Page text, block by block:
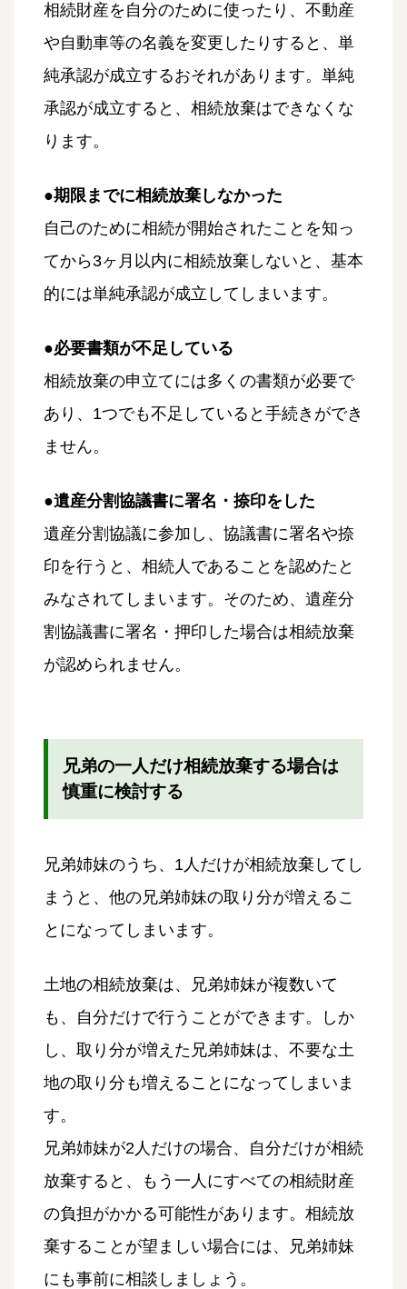
相続財産を自分のために使ったり、不動産
や自動車等の名義を変更したりすると、単
純承認が成立するおそれがあります。単純
承認が成立すると、相続放棄はできなくな
ります。
●期限までに相続放棄しなかった
自己のために相続が開始されたことを知っ
てから3ヶ月以内に相続放棄しないと、基本
的には単純承認が成立してしまいます。
●必要書類が不足している
相続放棄の申立てには多くの書類が必要で
あり、1つでも不足していると手続きができ
ません。
●遺産分割協議書に署名・捺印をした
遺産分割協議に参加し、協議書に署名や捺
印を行うと、相続人であることを認めたと
みなされてしまいます。そのため、遺産分
割協議書に署名・押印した場合は相続放棄
が認められません。
兄弟の一人だけ相続放棄する場合は
慎重に検討する
兄弟姉妹のうち、1人だけが相続放棄してし
まうと、他の兄弟姉妹の取り分が増えるこ
とになってしまいます。
土地の相続放棄は、兄弟姉妹が複数いて
も、自分だけで行うことができます。しか
し、取り分が増えた兄弟姉妹は、不要な土
地の取り分も増えることになってしまいま
す。
兄弟姉妹が2人だけの場合、自分だけが相続
放棄すると、もう一人にすべての相続財産
の負担がかかる可能性があります。相続放
棄することが望ましい場合には、兄弟姉妹
にも事前に相談しましょう。